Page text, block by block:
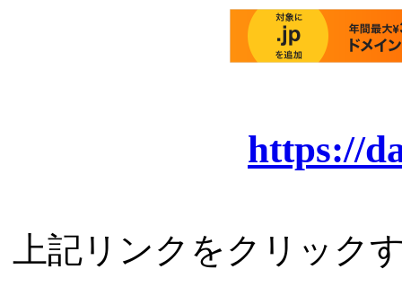
https://
上記リンクをクリック